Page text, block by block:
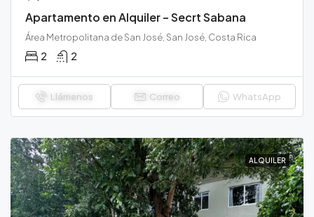
Apartamento en Alquiler – Secrt Sabana
Área Metropolitana de San José, San José, Costa Rica
2 2
Llámenos Correo WhatsApp
ALQUILER